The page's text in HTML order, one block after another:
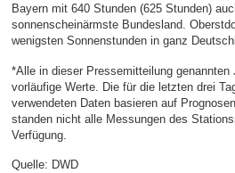
Bayern mit 640 Stunden (625 Stunden)
sonnenscheinärmste Bundesland.
wenigsten Sonnenstunden in ganz
*Alle in dieser Pressemitteilung genannten
vorläufige Werte. Die für die letzten drei
verwendeten Daten basieren auf
standen nicht alle Messungen des
Verfügung.
Quelle: DWD